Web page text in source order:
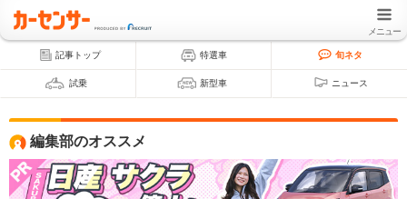
メニュー
記事トップ 特選車 旬ネタ
試乗 新型車 ニュース
編集部のオススメ